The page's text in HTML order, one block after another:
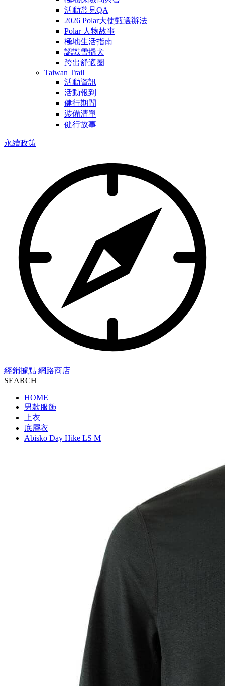
活動常見QA
2026 Polar大使甄選辦法
Polar 人物故事
極地生活指南
認識雪撬犬
跨出舒適圈
Taiwan Trail
活動資訊
活動報到
健行期間
裝備清單
健行故事
永續政策
經銷據點 網路商店
SEARCH
HOME
男款服飾
上衣
底層衣
Abisko Day Hike LS M